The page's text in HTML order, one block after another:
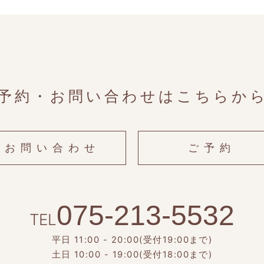
約・お問い合わせはこちらか
お問い合わせ ご予約
TEL075-213-5532
平日 11:00 - 20:00(受付19:00まで)
土日 10:00 - 19:00(受付18:00まで)